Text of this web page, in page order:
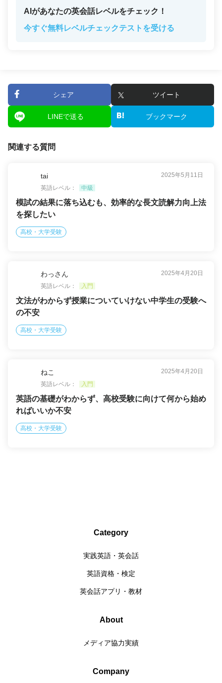
AIがあなたの英会話レベルをチェック！
今すぐ無料レベルチェックテストを受ける
シェア ツイート
LINEで送る ブックマーク
関連する質問
tai
2025年5月11日
英語レベル：
中級
模試の結果に落ち込むも、効率的な長文読解力向上法
を探したい
高校・大学受験
わっさん
2025年4月20日
英語レベル：
入門
文法がわからず授業についていけない中学生の受験へ
の不安
高校・大学受験
ねこ
2025年4月20日
英語レベル：
入門
英語の基礎がわからず、高校受験に向けて何から始め
ればいいか不安
高校・大学受験
Category
実践英語・英会話
英語資格・検定
英会話アプリ・教材
About
メディア協力実績
Company